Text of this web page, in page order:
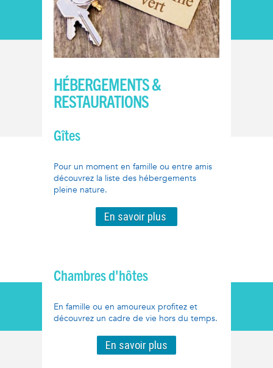
HÉBERGEMENTS &
RESTAURATIONS
Gîtes
Pour un moment en famille ou entre amis
découvrez la liste des hébergements
pleine nature.
En savoir plus
Chambres d'hôtes
En famille ou en amoureux profitez et
découvrez un cadre de vie hors du temps.
En savoir plus